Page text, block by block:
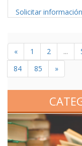
Solicitar información
« 1 2 ...
84
85 »